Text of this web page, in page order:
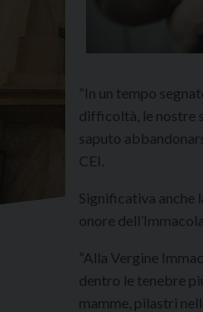
“In un tempo
difficoltà, le nostre
saputo
CEI.
Significativa anche
onore
“Alla Vergine
dentro le tenebre
mamme, pilastri